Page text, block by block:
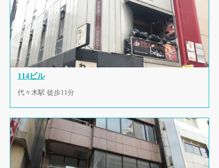
114ビル
代々木駅 徒歩11分